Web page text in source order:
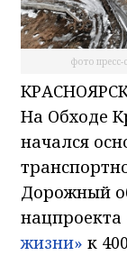
фото
На Обходе
начался
Дорожный
нацпроекта
жизни» к